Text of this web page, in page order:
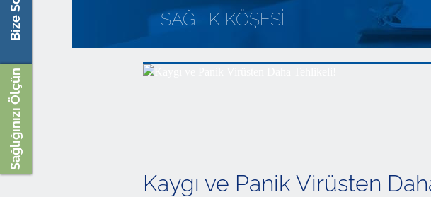
Sağlığınızı Ölçün
SAĞLIK KÖŞESİ
Kaygı ve Panik Virüsten